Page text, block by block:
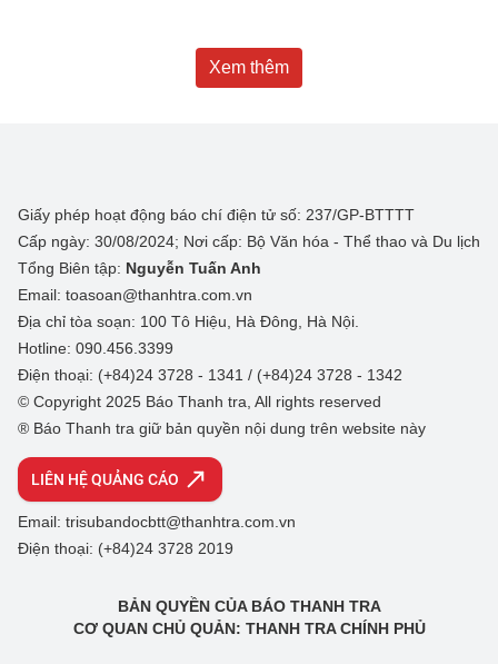
Xem thêm
Giấy phép hoạt động báo chí điện tử số: 237/GP-BTTTT
Cấp ngày: 30/08/2024; Nơi cấp: Bộ Văn hóa - Thể thao và Du lịch
Tổng Biên tập: Nguyễn Tuấn Anh
Email: toasoan@thanhtra.com.vn
Địa chỉ tòa soạn: 100 Tô Hiệu, Hà Đông, Hà Nội.
Hotline: 090.456.3399
Điện thoại: (+84)24 3728 - 1341 / (+84)24 3728 - 1342
© Copyright 2025 Báo Thanh tra, All rights reserved
® Báo Thanh tra giữ bản quyền nội dung trên website này
LIÊN HỆ QUẢNG CÁO
Email: trisubandocbtt@thanhtra.com.vn
Điện thoại: (+84)24 3728 2019
BẢN QUYỀN CỦA BÁO THANH TRA
CƠ QUAN CHỦ QUẢN: THANH TRA CHÍNH PHỦ